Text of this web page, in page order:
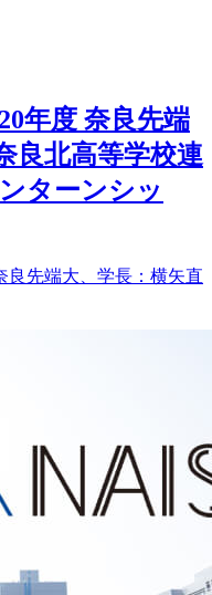
年度 奈良先端
良北高等学校連
ターンシッ
先端大、学長：横矢直